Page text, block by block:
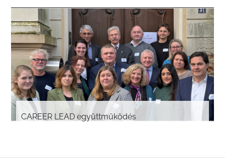
CAREER LEAD együttműködés